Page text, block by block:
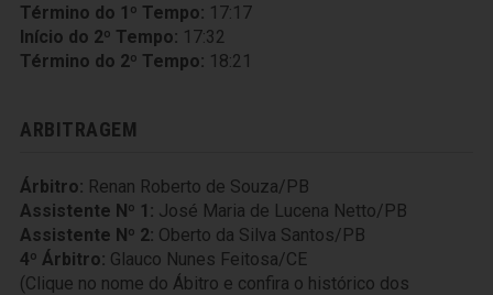
Término do 1º Tempo: 17:17
Início do 2º Tempo: 17:32
Término do 2º Tempo: 18:21
ARBITRAGEM
Árbitro: Renan Roberto de Souza/PB
Assistente Nº 1: José Maria de Lucena Netto/PB
Assistente Nº 2: Oberto da Silva Santos/PB
4º Árbitro: Glauco Nunes Feitosa/CE
(Clique no nome do Ábitro e confira o histórico dos